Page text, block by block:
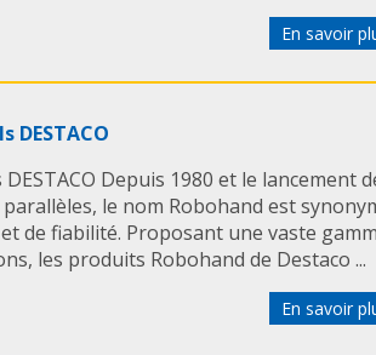
En savoir
DESTACO
Depuis 1980 et le lancement
le nom Robohand est
de fiabilité. Proposant une vaste
les produits Robohand de Destaco ...
En savoir